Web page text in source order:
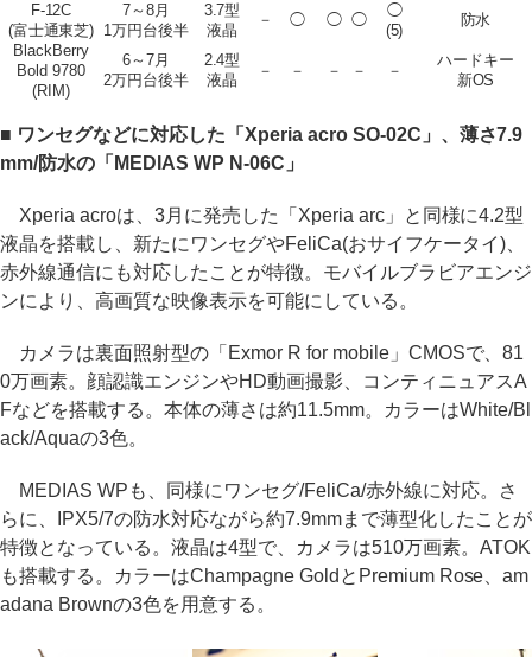
F-12C
(富士通東芝)
7～8月
1万円台後半
3.7型
液晶
－ ◯ ◯ ◯
◯
(5)
防水
BlackBerry
Bold 9780
(RIM)
6～7月
2万円台後半
2.4型
液晶
－ － － － －
ハードキー
新OS
■ ワンセグなどに対応した「Xperia acro SO-02C」、薄さ7.9
mm/防水の「MEDIAS WP N-06C」
Xperia acroは、3月に発売した「Xperia arc」と同様に4.2型
液晶を搭載し、新たにワンセグやFeliCa(おサイフケータイ)、
赤外線通信にも対応したことが特徴。モバイルブラビアエンジ
ンにより、高画質な映像表示を可能にしている。
カメラは裏面照射型の「Exmor R for mobile」CMOSで、81
0万画素。顔認識エンジンやHD動画撮影、コンティニュアスA
Fなどを搭載する。本体の薄さは約11.5mm。カラーはWhite/Bl
ack/Aquaの3色。
MEDIAS WPも、同様にワンセグ/FeliCa/赤外線に対応。さ
らに、IPX5/7の防水対応ながら約7.9mmまで薄型化したことが
特徴となっている。液晶は4型で、カメラは510万画素。ATOK
も搭載する。カラーはChampagne GoldとPremium Rose、am
adana Brownの3色を用意する。